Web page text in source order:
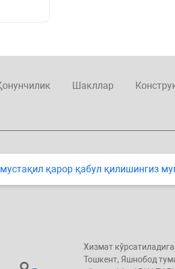
Шакллар
қарор қабул қилишингиз
Хизмат
Тошкент, Яшнобод